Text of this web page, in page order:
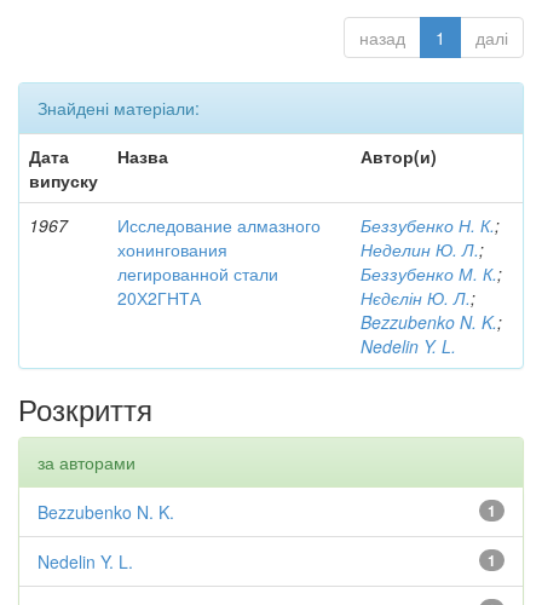
назад 1 далі
Знайдені матеріали:
Дата
випуску
Назва Автор(и)
1967
Исследование алмазного
хонингования
легированной стали
20Х2ГНТА
Беззубенко Н. К.;
Неделин Ю. Л.;
Беззубенко М. К.;
Нєдєлін Ю. Л.;
Bezzubenko N. K.;
Nedelin Y. L.
Розкриття
за авторами
1
Bezzubenko N. K.
1
Nedelin Y. L.